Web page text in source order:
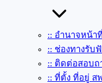
:: อำนาจหน้าที่
:: ช่องทางรับ
:: ติดต่อสอบถ
:: ที่ตั้ง ที่อยู่ ส